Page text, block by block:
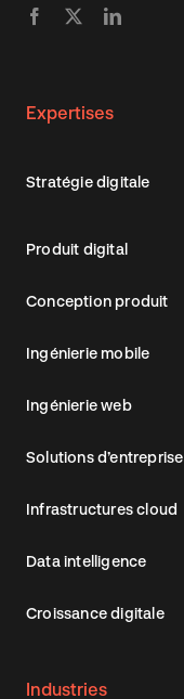
Expertises
Stratégie digitale
Produit digital
Conception produit
Ingénierie mobile
Ingénierie web
Solutions d’entreprise
Infrastructures cloud
Data intelligence
Croissance digitale
Industries